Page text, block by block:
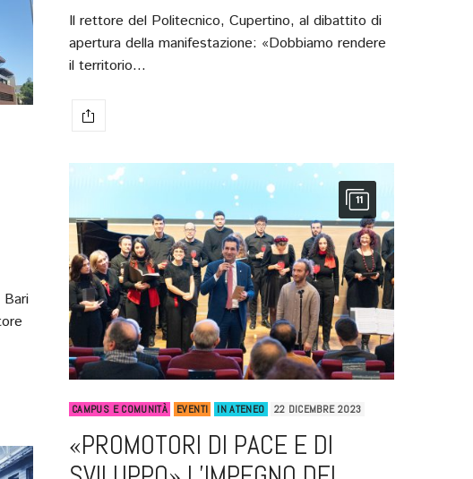
Il rettore del Politecnico, Cupertino, al dibattito di
apertura della manifestazione: «Dobbiamo rendere
il territorio…
11
CAMPUS E COMUNITÀ EVENTI IN ATENEO 22 DICEMBRE 2023
«PROMOTORI DI PACE E DI